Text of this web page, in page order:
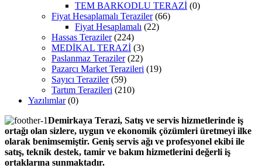
TEM BARKODLU TERAZİ (0)
Fiyat Hesaplamalı Teraziler (66)
Fiyat Hesaplamalı (22)
Hassas Teraziler (224)
MEDİKAL TERAZİ (3)
Paslanmaz Teraziler (22)
Pazarcı Market Terazileri (19)
Sayıcı Teraziler (59)
Tartım Terazileri (210)
Yazılımlar (0)
Demirkaya Terazi, Satış ve servis hizmetlerinde iş
ortağı olan sizlere, uygun ve ekonomik çözümleri üretmeyi ilke
olarak benimsemiştir. Geniş servis ağı ve profesyonel ekibi ile
satış, teknik destek, tamir ve bakım hizmetlerini değerli iş
ortaklarına sunmaktadır.